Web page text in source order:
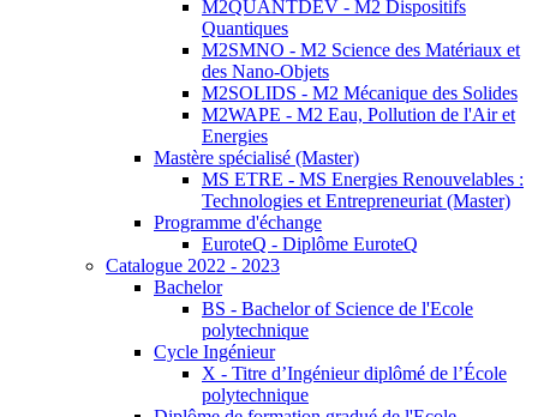
M2QUANTDEV - M2 Dispositifs
Quantiques
M2SMNO - M2 Science des Matériaux et
des Nano-Objets
M2SOLIDS - M2 Mécanique des Solides
M2WAPE - M2 Eau, Pollution de l'Air et
Energies
Mastère spécialisé (Master)
MS ETRE - MS Energies Renouvelables :
Technologies et Entrepreneuriat (Master)
Programme d'échange
EuroteQ - Diplôme EuroteQ
Catalogue 2022 - 2023
Bachelor
BS - Bachelor of Science de l'Ecole
polytechnique
Cycle Ingénieur
X - Titre d’Ingénieur diplômé de l’École
polytechnique